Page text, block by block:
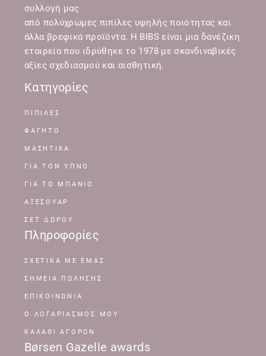
συλλογή μας
από πολύχρωμες πιπίλες υψηλής ποιότητας και
άλλα βρεφικά προϊόντα. Η BIBS είναι μια δανέζικη
εταιρεία που ιδρύθηκε το 1978 με σκανδιναβικές
αξίες σχεδιασμού και αισθητική.
Κατηγορίες
ΠΙΠΙΛΕΣ
ΦΑΓΗΤΟ
ΜΑΣΗΤΙΚΑ
ΓΙΑ ΤΟΝ ΥΠΝΟ
ΓΙΑ ΤΟ ΜΠΑΝΙΟ
ΑΞΕΣΟΥΑΡ
ΣΕΤ ΔΩΡΟΥ
Πληροφορίες
ΣΧΕΤΙΚΆ ΜΕ ΕΜΆΣ
ΣΗΜΕΊΑ ΠΏΛΗΣΗΣ
ΕΠΙΚΟΙΝΩΝΊΑ
Ο ΛΟΓΑΡΙΑΣΜΌΣ ΜΟΥ
ΚΑΛΆΘΙ ΑΓΟΡΏΝ
Børsen Gazelle awards